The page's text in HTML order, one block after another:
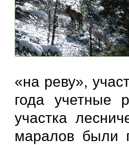
«на реву»,
года учетные
участка
маралов были